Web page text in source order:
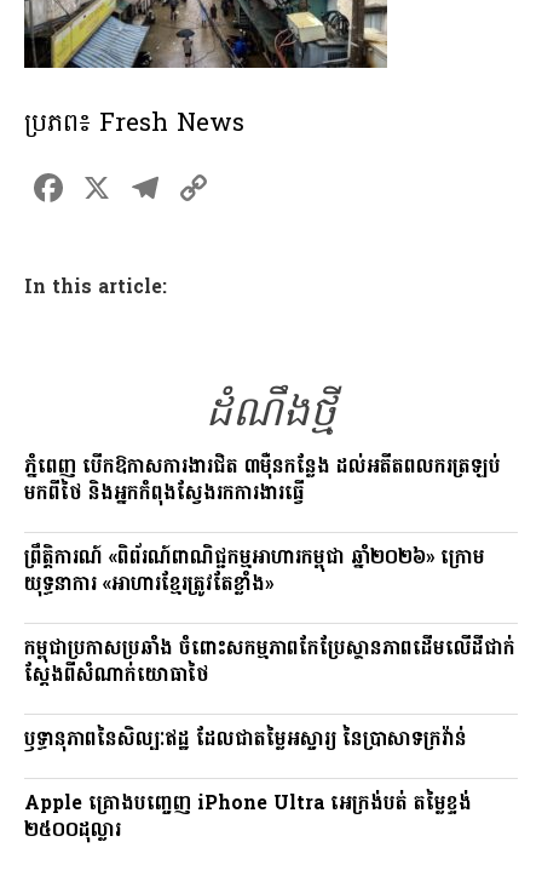
ប្រភព៖ Fresh News
F
ce
b
X T
gr
n
k
In this article:
ដំណឹងថ្មី
ភ្នំពេញ បើកឱកាសការងារជិត ៣ម៉ឺនកន្លែង ដល់អតីតពលករត្រឡប់
មកពីថៃ និងអ្នកកំពុងស្វែងរកការងារធ្វើ
ព្រឹត្តិការណ៍ «ពិព័រណ៍ពាណិជ្ជកម្មអាហារកម្ពុជា ឆ្នាំ២០២៦» ក្រោម
យុទ្ធនាការ «អាហារខ្មែរត្រូវតែខ្លាំង»
កម្ពុជាប្រកាសប្រឆាំង ចំពោះសកម្មភាពកែប្រែស្ថានភាពដើមលើដីជាក់
ស្តែងពីសំណាក់យោធាថៃ
ឫទ្ធានុភាពនៃសិល្បៈឥដ្ឋ ដែលជាតម្លៃអស្ចារ្យ នៃប្រាសាទក្រវ៉ាន់
Apple គ្រោងបញ្ចេញ iPhone Ultra អេក្រង់បត់ តម្លៃខ្ទង់
២៥០០ដុល្លារ